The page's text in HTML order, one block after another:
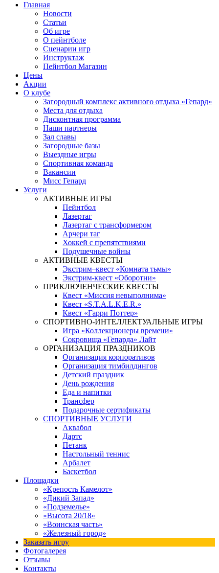
Главная
Новости
Статьи
Об игре
О пейнтболе
Сценарии игр
Инструктаж
Пейнтбол Магазин
Цены
Акции
О клубе
Загородный комплекс активного отдыха «Гепард»
Места для отдыха
Дисконтная программа
Наши партнеры
Зал славы
Загородные базы
Выездные игры
Спортивная команда
Вакансии
Мисс Гепард
Услуги
АКТИВНЫЕ ИГРЫ
Пейнтбол
Лазертаг
Лазертаг с трансформером
Арчери таг
Хоккей с препятствиями
Подушечные войны
АКТИВНЫЕ КВЕСТЫ
Экстрим–квест «Комната тьмы»
Экстрим-квест «Оборотни»
ПРИКЛЮЧЕНЧЕСКИЕ КВЕСТЫ
Квест «Миссия невыполнима»
Квест «S.T.A.L.K.E.R.»
Квест «Гарри Поттер»
СПОРТИВНО-ИНТЕЛЛЕКТУАЛЬНЫЕ ИГРЫ
Игра «Коллекционеры времени»
Сокровища «Гепарда» Лайт
ОРГАНИЗАЦИЯ ПРАЗДНИКОВ
Организация корпоративов
Организация тимбилдингов
Детский праздник
День рождения
Еда и напитки
Трансфер
Подарочные сертификаты
СПОРТИВНЫЕ УСЛУГИ
Аквабол
Дартс
Петанк
Настольный теннис
Арбалет
Баскетбол
Площадки
«Крепость Камелот»
«Дикий Запад»
«Подземелье»
«Высота 20/18»
«Воинская часть»
«Железный город»
Заказать игру
Фотогалерея
Отзывы
Контакты